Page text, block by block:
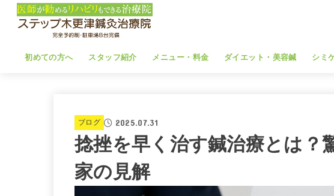
初めての方へ スタッフ紹介 メニュー・料金 ダイエット・美容鍼 シミ
ブログ 2025.07.31
捻挫を早く治す鍼治療とは？
家の見解